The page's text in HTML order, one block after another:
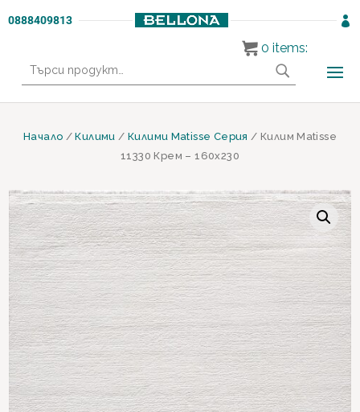
0888409813 
за:
Начало /Килими / Килими Matisse Серия / Килим Matisse
11330 Крем – 160х230
0 items: